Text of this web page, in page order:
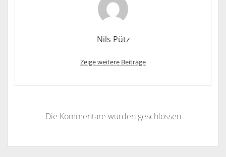
Nils Pütz
Zeige weitere Beiträge
Die Kommentare wurden geschlossen